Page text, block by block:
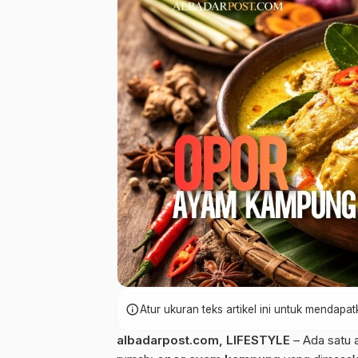
infoAtur ukuran teks artikel ini untuk
albadarpost.com, LIFESTYLE – Ada satu